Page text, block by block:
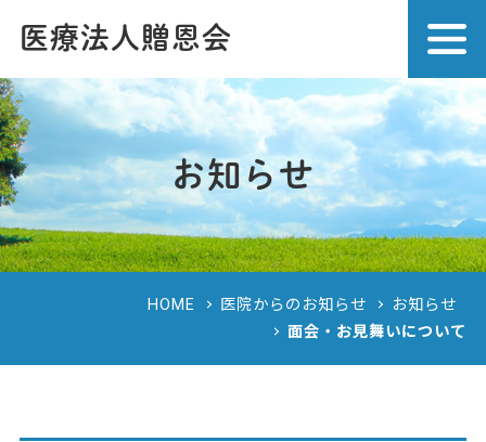
医療法人贈恩会
お知らせ
HOME 医院からのお知らせ
お知らせ
面会・お見舞いについて